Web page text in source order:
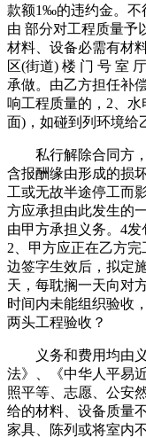
款额1‰的违约金。不
由 部分对工程质量予
材料、设备必需有材
区(街道) 楼 门 号 室
承做。由乙方担任补
响工程质量的，2、
面)，如碰到列环境给
私行解除合同方，
含报酬缘由形成的损
工或无故半途停工而
方应承担由此发生的
由甲方承担义务。4发
2、甲方应正在乙方
边签字生效后，拟定
天，每耽搁一天向对
时间内未能组织验收
两头工程验收？
义务和费用均由义
法》、《中华人平易
照平等、志愿、公安
给的材料、设备质量
家具、陈列或将室内